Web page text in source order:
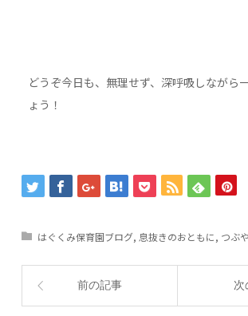
どうぞ今日も、無理せず、深呼吸しながら
ょう！
はぐくみ保育園ブログ, 息抜きのおともに, つぶ
前の記事 次